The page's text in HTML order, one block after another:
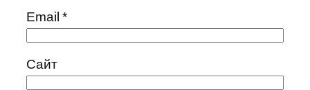
Email*
Сайт